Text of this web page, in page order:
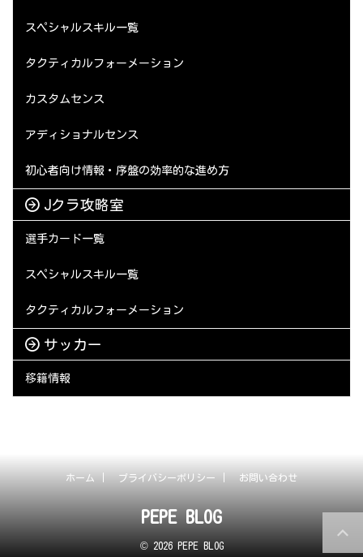
スペシャルスキル一覧
タクティカルフォーメーション
カスタムセンス
アディショナルセンス
初心者向け情報・序盤の効率的な進め方
Jクラ攻略室
選手カード一覧
スペシャルスキル一覧
タクティカルフォーメーション
サッカー
移籍情報
ホーム プライバシーポリシー お問い合わせ
PEPE BLOG
© 2026 PEPE BLOG